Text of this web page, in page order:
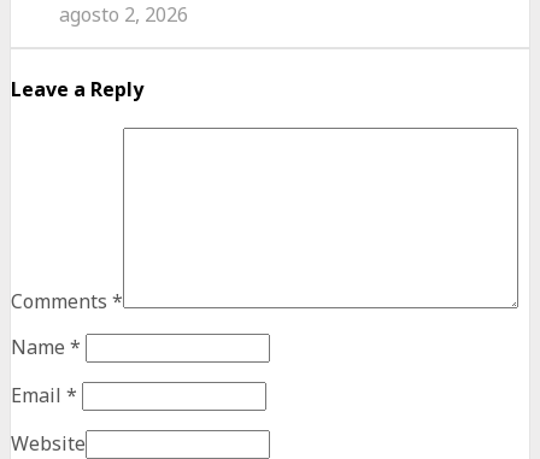
agosto 2, 2026
Leave a Reply
Comments *
Name *
Email *
Website